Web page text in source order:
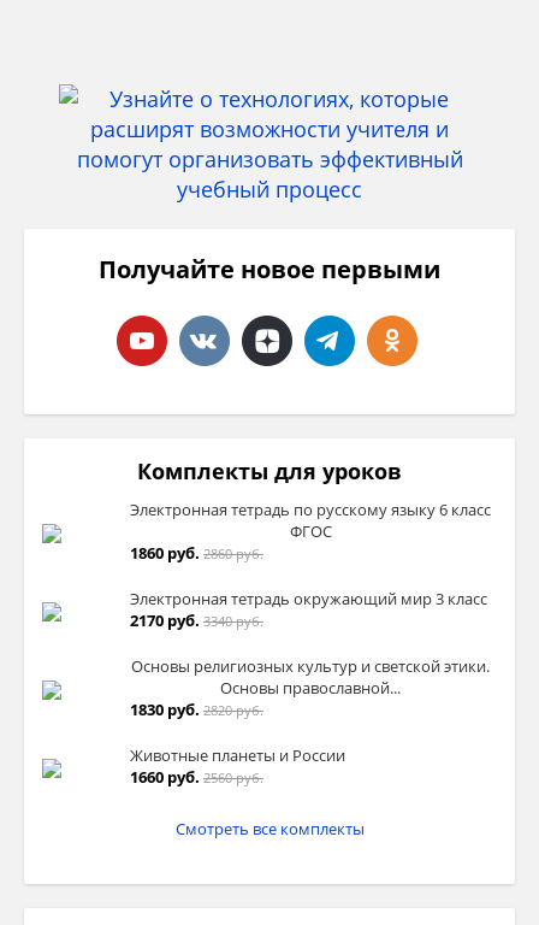
Получайте новое первыми
Комплекты для уроков
Электронная тетрадь по русскому языку 6 класс
ФГОС
1860 руб. 2860 руб.
Электронная тетрадь окружающий мир 3 класс
2170 руб. 3340 руб.
Основы религиозных культур и светской этики.
Основы православной...
1830 руб. 2820 руб.
Животные планеты и России
1660 руб. 2560 руб.
Смотреть все комплекты